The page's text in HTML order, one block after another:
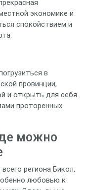
экономике и
спокойствием и
в
провинции,
и открыть для себя
проторенных
можно
региона Бикол,
любовью к